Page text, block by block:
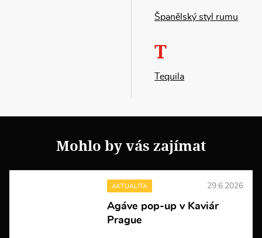
Španělský styl rumu
T
Tequila
Mohlo by vás zajímat
AKTUALITA 29.6.2026
Agáve pop-up v Kaviár
Prague